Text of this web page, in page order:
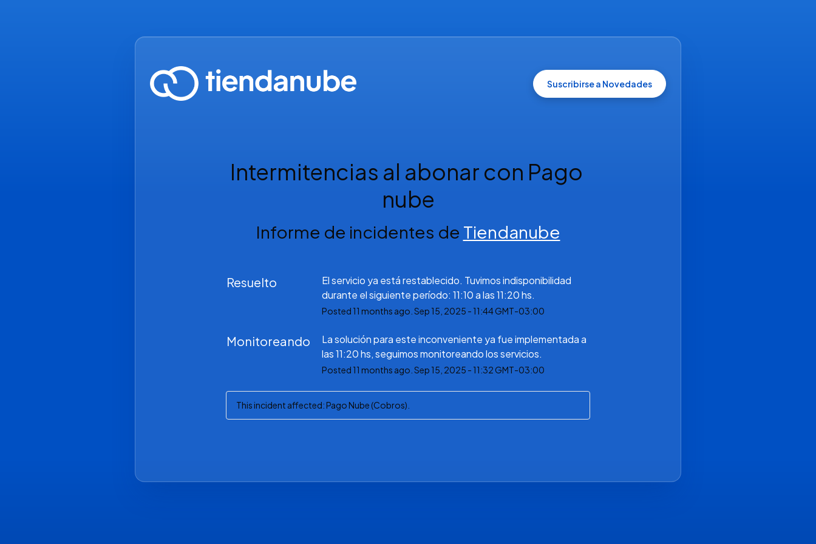
Suscribirse a Novedades
Intermitencias al abonar con Pago
nube
Informe de incidentes de Tiendanube
Resuelto
El servicio ya está restablecido. Tuvimos indisponibilidad
durante el siguiente período: 11:10 a las 11:20 hs.
Posted 11 months ago. Sep 15 2025 - 11:44GMT-03:00
Monitoreando
La solución para este inconveniente ya fue implementada a
las 11:20 hs, seguimos monitoreando los servicios.
Posted 11 months ago. Sep 15 2025 - 11:32GMT-03:00
This incident affected: Pago Nube (Cobros).